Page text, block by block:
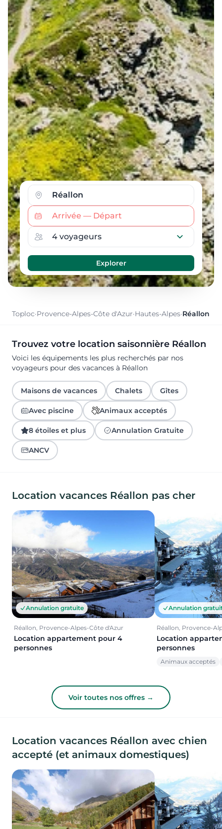
Toploc·Provence-Alpes-Côte d'Azur·Hautes-Alpes·Réallon
Trouvez votre location saisonnière Réallon
Voici les équipements les plus recherchés par nos
voyageurs pour des vacances à Réallon
Maisons de vacances Chalets Gîtes
Avec piscine Animaux acceptés
8 étoiles et plus Annulation Gratuite
ANCV
Location vacances Réallon pas cher
Annulation gratuite
Réallon, Provence-Alpes-Côte d'Azur
Location appartement pour 4
personnes
Annulation
Réallon, Provence-
Location
personnes
Animaux acceptés
Voir toutes nos offres →
Location vacances Réallon avec chien
accepté (et animaux domestiques)